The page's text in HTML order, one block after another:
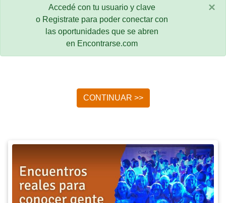
Accedé con tu usuario y clave
o Registrate para poder conectar con
las oportunidades que se abren
en Encontrarse.com
×
CONTINUAR >>